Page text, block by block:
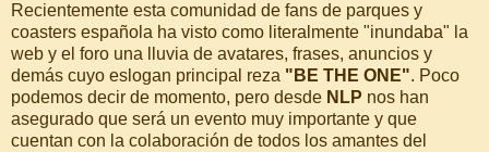
Recientemente esta comunidad de fans de parques y
coasters española ha visto como literalmente "inundaba" la
web y el foro una lluvia de avatares, frases, anuncios y
demás cuyo eslogan principal reza "BE THE ONE". Poco
podemos decir de momento, pero desde NLP nos han
asegurado que será un evento muy importante y que
cuentan con la colaboración de todos los amantes del